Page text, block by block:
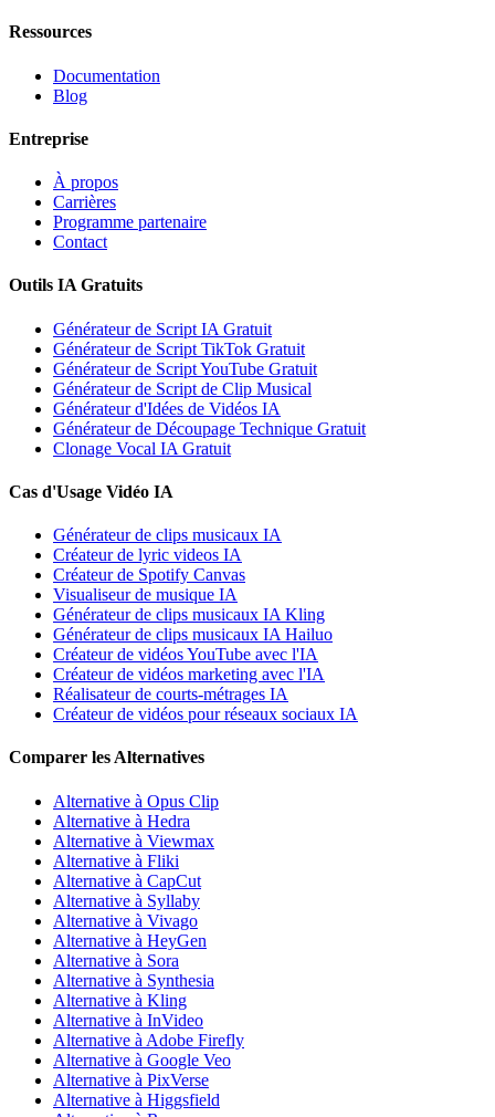
Ressources
Documentation
Blog
Entreprise
À propos
Carrières
Programme partenaire
Contact
Outils IA Gratuits
Générateur de Script IA Gratuit
Générateur de Script TikTok Gratuit
Générateur de Script YouTube Gratuit
Générateur de Script de Clip Musical
Générateur d'Idées de Vidéos IA
Générateur de Découpage Technique Gratuit
Clonage Vocal IA Gratuit
Cas d'Usage Vidéo IA
Générateur de clips musicaux IA
Créateur de lyric videos IA
Créateur de Spotify Canvas
Visualiseur de musique IA
Générateur de clips musicaux IA Kling
Générateur de clips musicaux IA Hailuo
Créateur de vidéos YouTube avec l'IA
Créateur de vidéos marketing avec l'IA
Réalisateur de courts-métrages IA
Créateur de vidéos pour réseaux sociaux IA
Comparer les Alternatives
Alternative à Opus Clip
Alternative à Hedra
Alternative à Viewmax
Alternative à Fliki
Alternative à CapCut
Alternative à Syllaby
Alternative à Vivago
Alternative à HeyGen
Alternative à Sora
Alternative à Synthesia
Alternative à Kling
Alternative à InVideo
Alternative à Adobe Firefly
Alternative à Google Veo
Alternative à PixVerse
Alternative à Higgsfield